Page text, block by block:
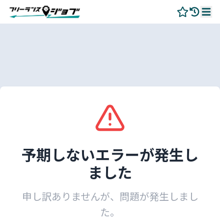
予期しないエラーが発生し
ました
申し訳ありませんが、問題が発生しまし
た。